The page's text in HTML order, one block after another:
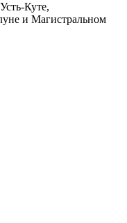
Куте,
и Магистральном